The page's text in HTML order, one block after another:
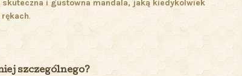
skuteczna i gustowna mandala, jaką kiedykolwiek
rękach.
szczególnego?